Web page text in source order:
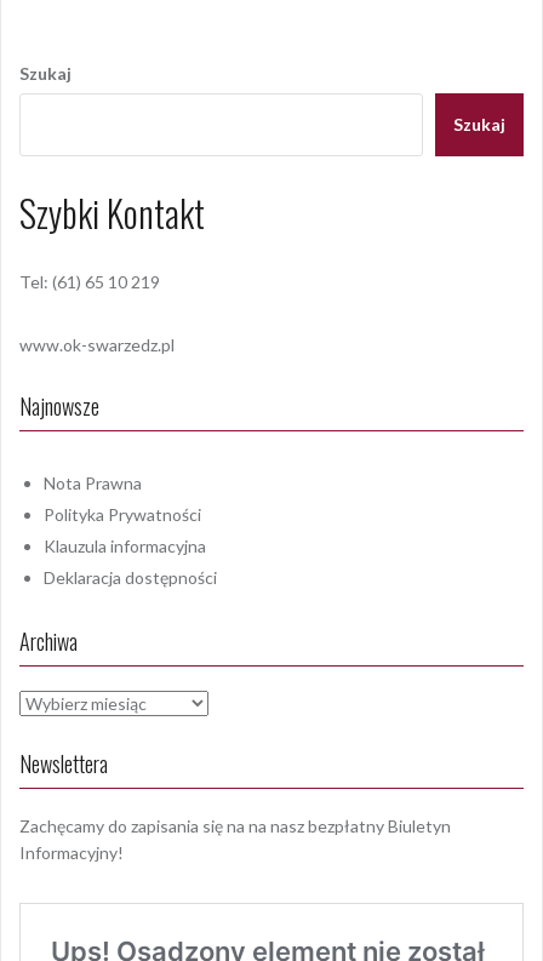
wpisu
Szukaj
Szukaj
Szybki Kontakt
Tel: (61) 65 10 219
www.ok-swarzedz.pl
Najnowsze
Nota Prawna
Polityka Prywatności
Klauzula informacyjna
Deklaracja dostępności
Archiwa
Archiwa
Newslettera
Zachęcamy do zapisania się na na nasz bezpłatny Biuletyn
Informacyjny!